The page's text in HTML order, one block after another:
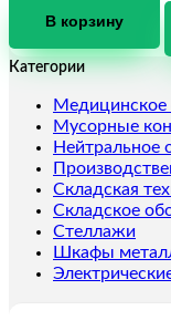
Таль
червячная
ТРЧ
3,2
т
12
м
В корзину
Категории
Медицинское
Мусорные
Нейтральное
Складская
Складское
Стеллажи
Шкафы